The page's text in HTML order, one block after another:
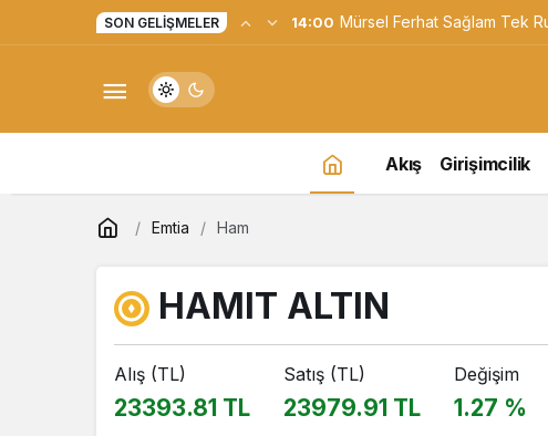
SON GELIŞMELER Programına Konuk Oldu
Akış Girişimcilik
Emtia Ham
HAMIT ALTIN
Alış (TL)
23393.81 TL
Satış (TL)
23979.91 TL
Değişim
1.27 %